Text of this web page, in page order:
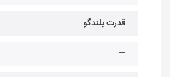
قدرت بلندگو
—